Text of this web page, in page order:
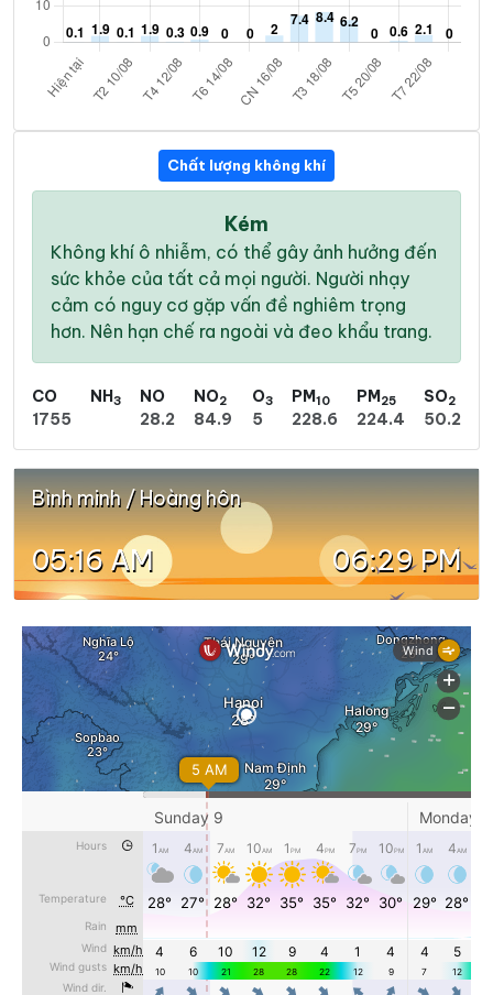
Chất lượng không khí
Kém
Không khí ô nhiễm, có thể gây ảnh hưởng đến
sức khỏe của tất cả mọi người. Người nhạy
cảm có nguy cơ gặp vấn đề nghiêm trọng
hơn. Nên hạn chế ra ngoài và đeo khẩu trang.
CO
1755
NH3
NO
28.2
NO2
84.9
O3
5
PM10
228.6
PM25
224.4
SO2
50.2
Bình minh / Hoàng hôn
05:16 AM 06:29 PM